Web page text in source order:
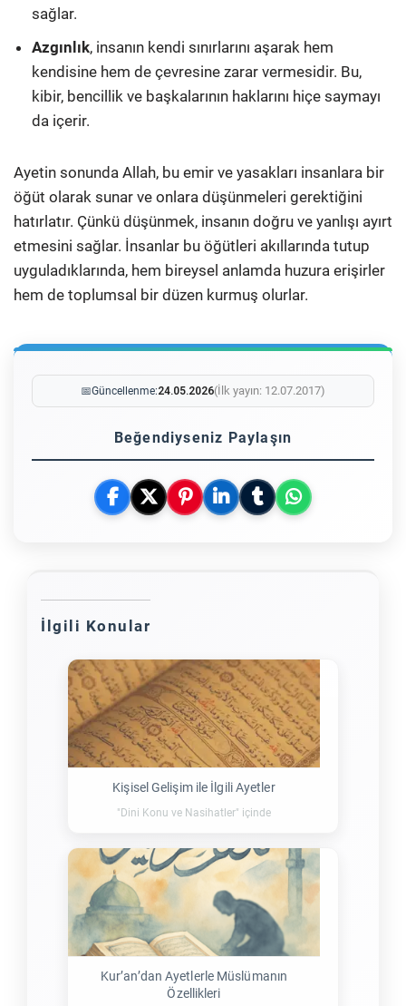
sağlar.
Azgınlık, insanın kendi sınırlarını aşarak hem
kendisine hem de çevresine zarar vermesidir. Bu,
kibir, bencillik ve başkalarının haklarını hiçe saymayı
da içerir.
Ayetin sonunda Allah, bu emir ve yasakları insanlara bir
öğüt olarak sunar ve onlara düşünmeleri gerektiğini
hatırlatır. Çünkü düşünmek, insanın doğru ve yanlışı ayırt
etmesini sağlar. İnsanlar bu öğütleri akıllarında tutup
uyguladıklarında, hem bireysel anlamda huzura erişirler
hem de toplumsal bir düzen kurmuş olurlar.
📅Güncellenme:24.05.2026(İlk yayın: 12.07.2017)
Beğendiyseniz Paylaşın
İlgili Konular
Kişisel Gelişim ile İlgili Ayetler
"Dini Konu ve Nasihatler" içinde
Kur’an’dan Ayetlerle Müslümanın
Özellikleri